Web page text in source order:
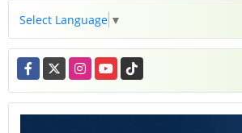
Select Language ▼
Facebook
X InstagramYouTubeTikTok